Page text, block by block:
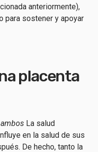
anteriormente),
para sostener y apoyar
placenta
ambos La salud
en la salud de sus
De hecho, tanto la